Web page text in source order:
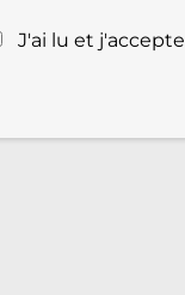
J'ai lu et j'accepte